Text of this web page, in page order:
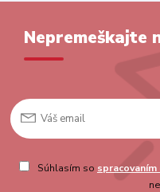
Nepremeškajte
Súhlasím so